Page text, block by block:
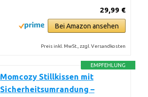
29,99 €
Bei Amazon ansehen
Preis inkl. MwSt., zzgl. Versandkosten
EMPFEHLUNG
Momcozy Stillkissen mit
Sicherheitsumrandung –